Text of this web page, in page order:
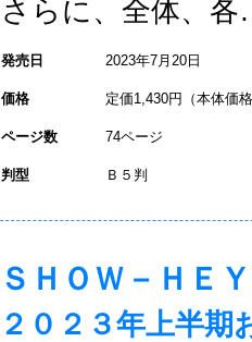
さらに、全体、
発売日 2023年7月20日
価格 定価1,430円（本体価
ページ数 74ページ
判型 Ｂ５判
ＳＨＯＷ－ＨＥ
２０２３年上半期